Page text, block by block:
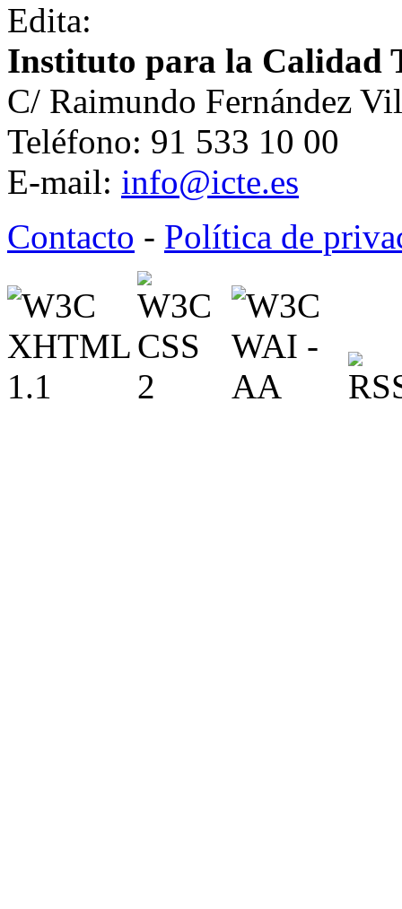
Edita:
Instituto para la Calidad
C/ Raimundo Fernández
Teléfono: 91 533 10 00
E-mail: info@icte.es
Contacto - Política de